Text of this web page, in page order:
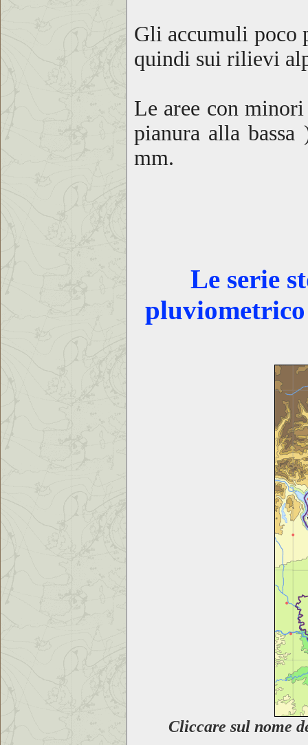
Gli accumuli poco
quindi sui rilievi
Le aree con
pianura alla
mm.
Le serie
Cliccare sul nome